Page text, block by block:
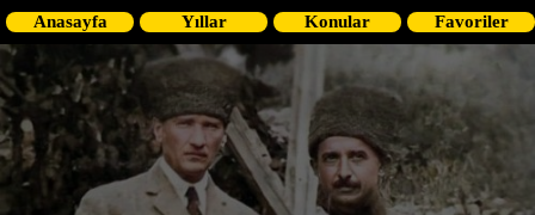
Anasayfa Yıllar Konular Favoriler